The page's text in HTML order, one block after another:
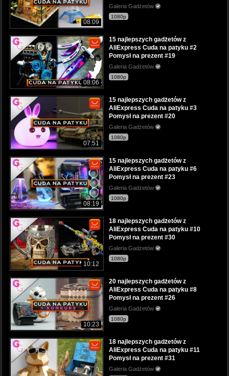
08:09
Galeria Gadżetów
1080p
08:06
15 najlepszych gadżetów z
AliExpress Cuda na patyku #2
Pomysł na prezent #19
Galeria Gadżetów
1080p
07:51
15 najlepszych gadżetów z
AliExpress Cuda na patyku #3
Pomysł na prezent #20
Galeria Gadżetów
1080p
08:19
15 najlepszych gadżetów z
AliExpress Cuda na patyku #6
Pomysł na prezent #23
Galeria Gadżetów
1080p
10:12
18 najlepszych gadżetów z
AliExpress Cuda na patyku #10
Pomysł na prezent #30
Galeria Gadżetów
1080p
10:23
20 najlepszych gadżetów z
AliExpress Cuda na patyku #8
Pomysł na prezent #26
Galeria Gadżetów
1080p
18 najlepszych gadżetów z
AliExpress Cuda na patyku #11
Pomysł na prezent #31
Galeria Gadżetów